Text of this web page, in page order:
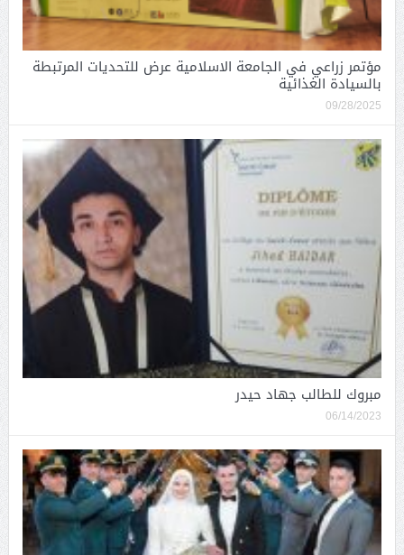
مؤتمر زراعي في الجامعة الاسلامية عرض للتحديات المرتبطة
بالسيادة الغذائية
09/28/2025
مبروك للطالب جهاد حيدر
06/14/2023